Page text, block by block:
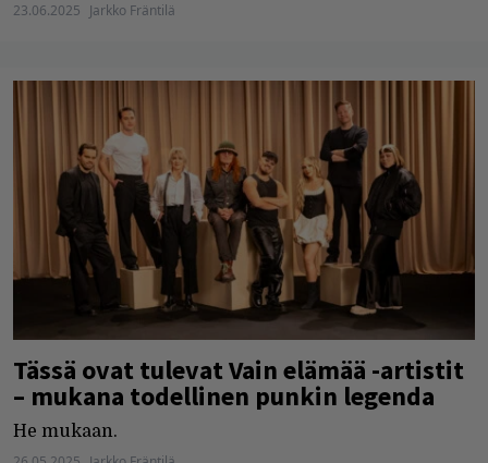
23.06.2025 Jarkko Fräntilä
Tässä ovat tulevat Vain elämää -artistit
– mukana todellinen punkin legenda
He mukaan.